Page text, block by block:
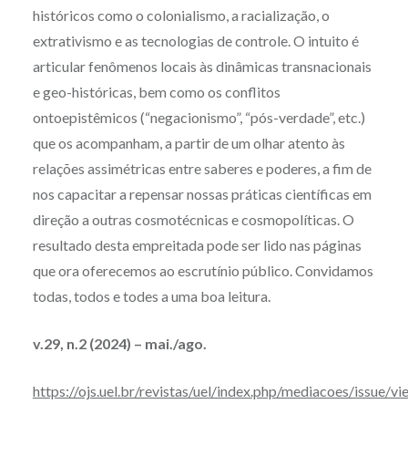
históricos como o colonialismo, a racialização, o
extrativismo e as tecnologias de controle. O intuito é
articular fenômenos locais às dinâmicas transnacionais
e geo-históricas, bem como os conflitos
ontoepistêmicos (“negacionismo”, “pós-verdade”, etc.)
que os acompanham, a partir de um olhar atento às
relações assimétricas entre saberes e poderes, a fim de
nos capacitar a repensar nossas práticas científicas em
direção a outras cosmotécnicas e cosmopolíticas. O
resultado desta empreitada pode ser lido nas páginas
que ora oferecemos ao escrutínio público. Convidamos
todas, todos e todes a uma boa leitura.
v.29, n.2 (2024) – mai./ago.
https://ojs.uel.br/revistas/uel/index.php/mediacoes/issue/